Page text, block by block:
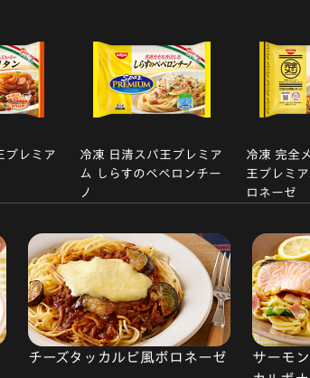
プレミア
冷凍 日清スパ王プレミア
ム しらすのペペロンチー
ノ
冷凍 完全
王プレミ
ロネーゼ
チーズタッカルビ風ボロネーゼ
サーモ